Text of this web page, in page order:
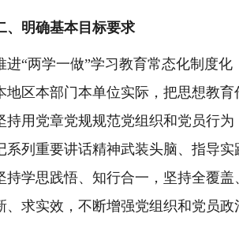
、明确基本目标要求
进“两学一做”学习教育常态化制度化
地区本部门本单位实际，把思想教育
持用党章党规规范党组织和党员行为
系列重要讲话精神武装头脑、指导实
持学思践悟、知行合一，坚持全覆盖
、求实效，不断增强党组织和党员政